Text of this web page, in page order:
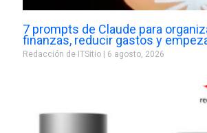
7 prompts de Claude para
finanzas, reducir gastos y
Redacción de ITSitio 6 agosto, 2026